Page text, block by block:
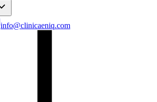
info@clinicaeniq.com